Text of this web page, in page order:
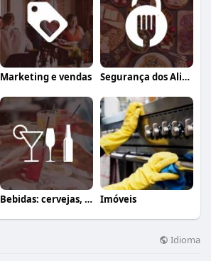
Marketing e vendas Segurança dos Alimentos
Bebidas: cervejas, vinhos e coquetéis Imóveis
Idioma